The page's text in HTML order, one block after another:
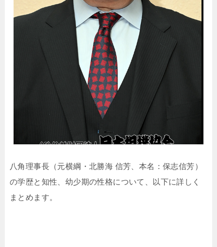
八角理事長（元横綱・北勝海 信芳、本名：保志信芳）
の学歴と知性、幼少期の性格について、以下に詳しく
まとめます。